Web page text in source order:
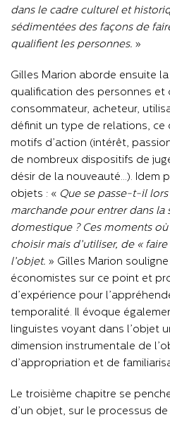
dans le cadre culturel et
sédimentées des façons de
qualifient les personnes. »
Gilles Marion aborde ensuite
qualification des personnes et
consommateur, acheteur,
définit un type de relations, ce
motifs d’action (intérêt,
de nombreux dispositifs de
désir de la nouveauté…). Idem
objets : « Que se passe-t-il
marchande pour entrer dans la
domestique ? Ces moments
choisir mais d’utiliser, de «
l’objet. » Gilles Marion souligne
économistes sur ce point et
d’expérience pour
temporalité. Il évoque
linguistes voyant dans l’objet
dimension instrumentale de
d’appropriation et de
Le troisième chapitre se
d’un objet, sur le processus